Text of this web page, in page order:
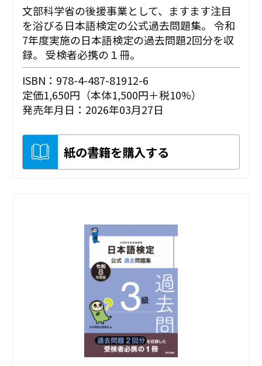
文部科学省の後援事業として、ますます注目
を浴びる日本語検定の公式過去問題集。 令和
7年度実施の日本語検定の過去問題2回分を収
録。 受検者必携の１冊。
ISBN：978-4-487-81912-6
定価1,650円（本体1,500円＋税10%）
発売年月日：2026年03月27日
紙の書籍を購入する